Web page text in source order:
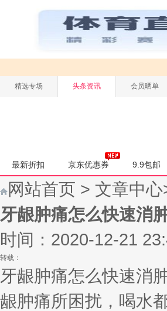
精选专场 头条资讯 会员晒单
最新折扣 京东优惠券 9.9包邮
网站首页 > 文章中心
牙龈肿痛怎么快速消
时间：2020-12-21
转载：
牙龈肿痛怎么快速消
龈肿痛所困扰，喝水